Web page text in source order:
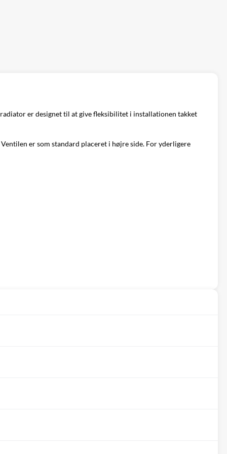
er designet til at give fleksibilitet i installationen takket
er som standard placeret i højre side. For yderligere